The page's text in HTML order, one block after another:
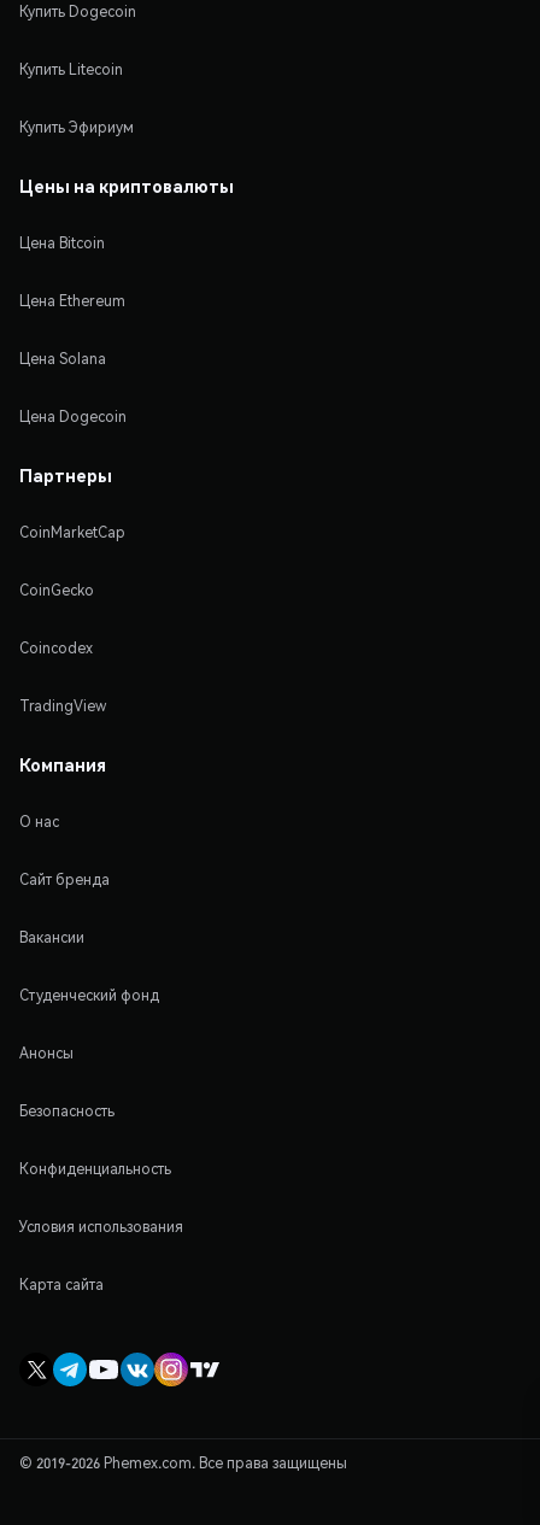
Купить Dogecoin
Купить Litecoin
Купить Эфириум
Цены на криптовалюты
Цена Bitcoin
Цена Ethereum
Цена Solana
Цена Dogecoin
Партнеры
CoinMarketCap
CoinGecko
Coincodex
TradingView
Компания
О нас
Сайт бренда
Вакансии
Студенческий фонд
Анонсы
Безопасность
Конфиденциальность
Условия использования
Карта сайта
© 2019-2026 Phemex.com. Все права защищены